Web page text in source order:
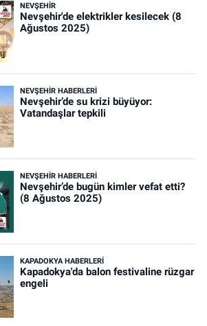
NEVŞEHIR
Nevşehir'de elektrikler kesilecek (8
Ağustos 2025)
NEVŞEHIR HABERLERI
Nevşehir’de su krizi büyüyor:
Vatandaşlar tepkili
NEVŞEHIR HABERLERI
Nevşehir’de bugün kimler vefat etti?
(8 Ağustos 2025)
KAPADOKYA HABERLERI
Kapadokya'da balon festivaline rüzgar
engeli